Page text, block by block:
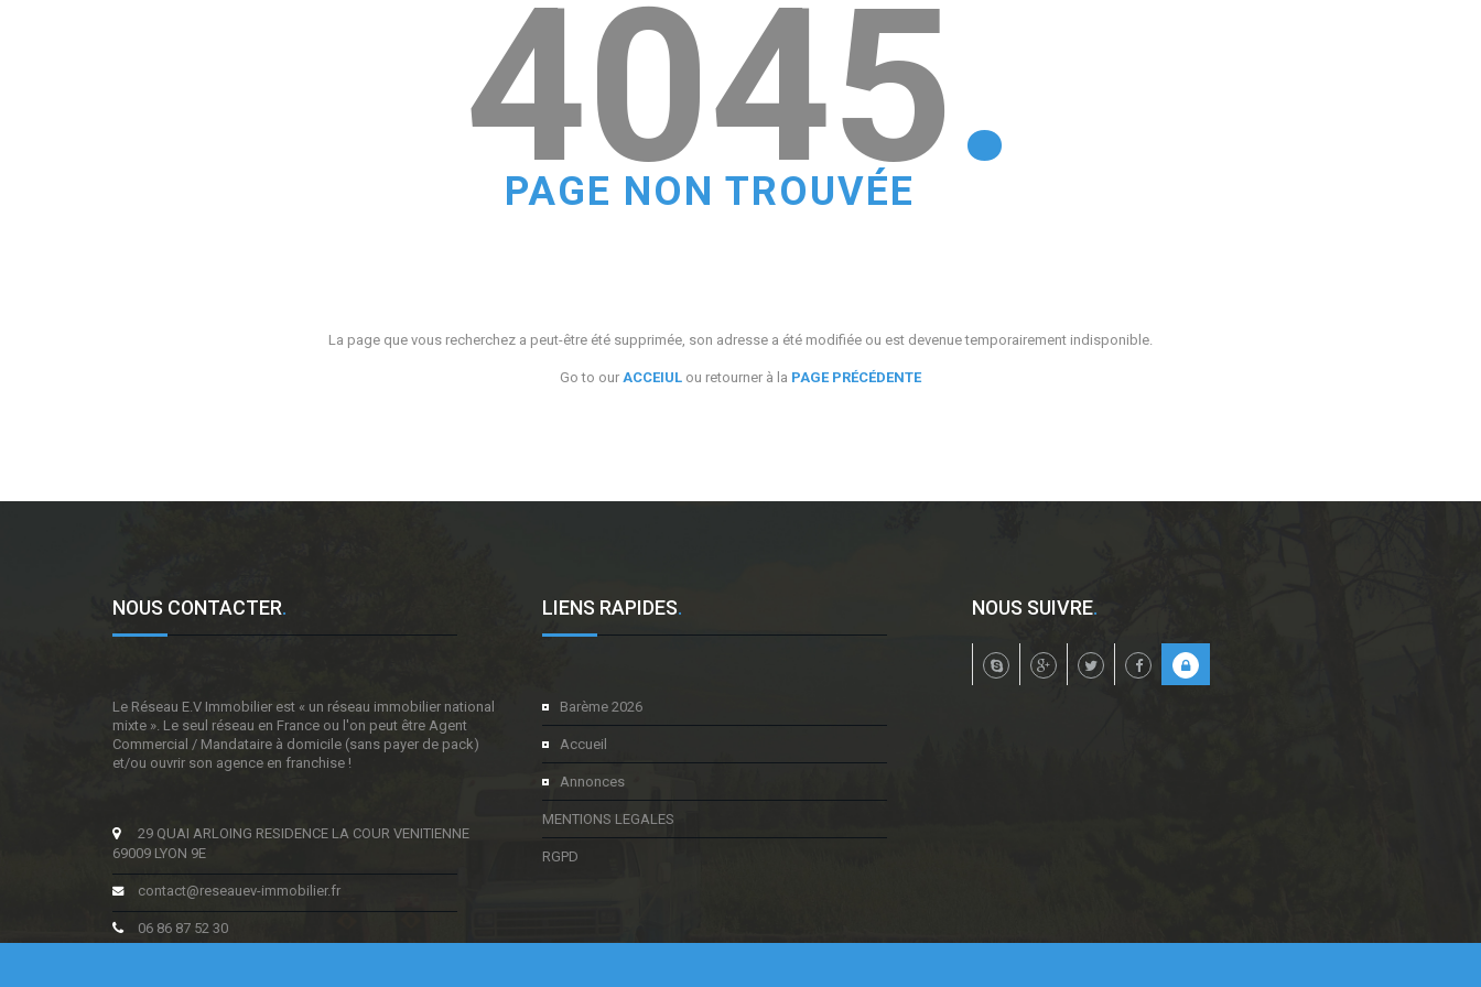
4045.
PAGE NON TROUVÉE
La page que vous recherchez a peut-être été supprimée, son adresse a été modifiée ou est devenue temporairement indisponible.
Go to our ACCEIUL ou retourner à la PAGE PRÉCÉDENTE
NOUS CONTACTER.
Le Réseau E.V Immobilier est « un réseau immobilier national
mixte ». Le seul réseau en France ou l'on peut être Agent
Commercial / Mandataire à domicile (sans payer de pack)
et/ou ouvrir son agence en franchise !
29 QUAI ARLOING RESIDENCE LA COUR VENITIENNE
69009 LYON 9E
contact@reseauev-immobilier.fr
06 86 87 52 30
LIENS RAPIDES.
Barème 2026
Accueil
Annonces
MENTIONS LEGALES
RGPD
NOUS SUIVRE.